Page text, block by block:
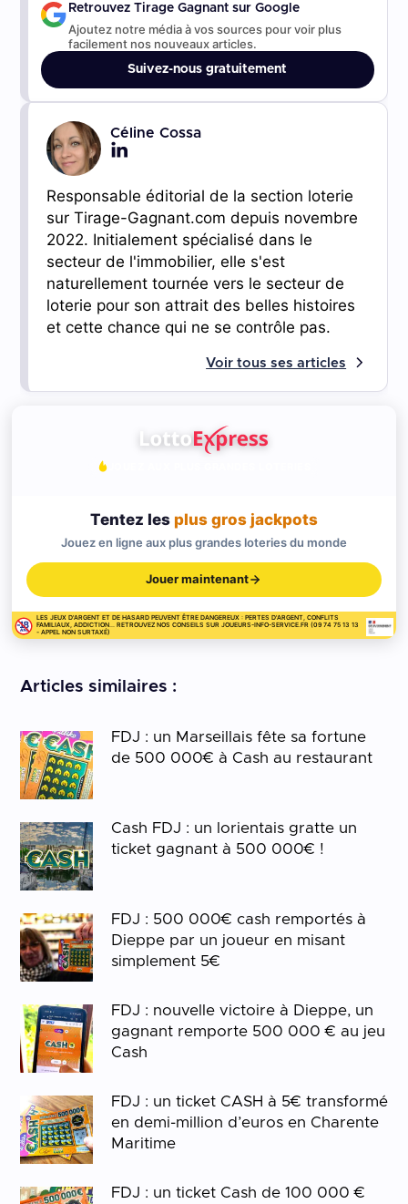
Retrouvez Tirage Gagnant sur Google
Ajoutez notre média à vos sources pour voir plus
facilement nos nouveaux articles.
Suivez-nous gratuitement
Céline Cossa
Responsable éditorial de la section loterie
sur Tirage-Gagnant.com depuis novembre
2022. Initialement spécialisé dans le
secteur de l'immobilier, elle s'est
naturellement tournée vers le secteur de
loterie pour son attrait des belles histoires
et cette chance qui ne se contrôle pas.
Voir tous ses articles
Tentez les plus gros jackpots
Jouez en ligne aux plus grandes loteries du monde
Jouer maintenant
LES JEUX D'ARGENT ET DE HASARD PEUVENT ÊTRE DANGEREUX : PERTES D'ARGENT, CONFLITS
FAMILIAUX, ADDICTION... RETROUVEZ NOS CONSEILS SUR JOUEURS-INFO-SERVICE.FR (09 74 75 13 13
- APPEL NON SURTAXÉ)
Articles similaires :
FDJ : un Marseillais fête sa fortune
de 500 000€ à Cash au restaurant
Cash FDJ : un lorientais gratte un
ticket gagnant à 500 000€ !
FDJ : 500 000€ cash remportés à
Dieppe par un joueur en misant
simplement 5€
FDJ : nouvelle victoire à Dieppe, un
gagnant remporte 500 000 € au jeu
Cash
FDJ : un ticket CASH à 5€ transformé
en demi-million d’euros en Charente
Maritime
FDJ : un ticket Cash de 100 000 €